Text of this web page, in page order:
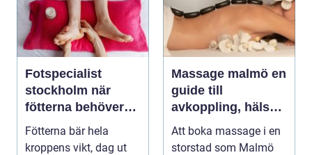
Fotspecialist
stockholm när
fötterna behöver
mer än vila
Fötterna bär hela
kroppens vikt, dag ut
Massage malmö en
guide till
avkoppling, hälsa
och välmående
Att boka massage i en
storstad som Malmö